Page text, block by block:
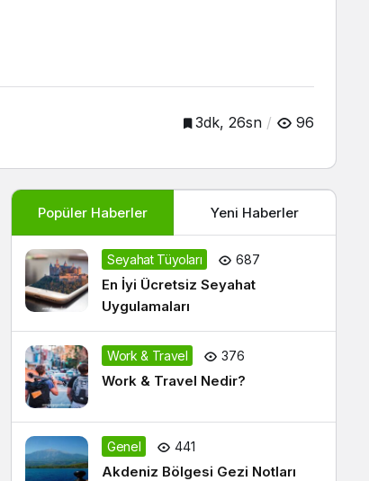
3dk, 26sn 96
Popüler Haberler Yeni Haberler
Seyahat Tüyoları 687
En İyi Ücretsiz Seyahat
Uygulamaları
Work & Travel 376
Work & Travel Nedir?
Genel 441
Akdeniz Bölgesi Gezi Notları